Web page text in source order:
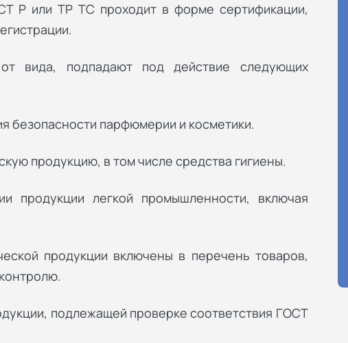
Р или ТР ТС проходит в форме сертификации,
вида, подпадают под действие следующих
безопасности парфюмерии и косметики.
продукцию, в том числе средства гигиены.
продукции легкой промышленности, включая
продукции включены в перечень товаров,
подлежащей проверке соответствия ГОСТ